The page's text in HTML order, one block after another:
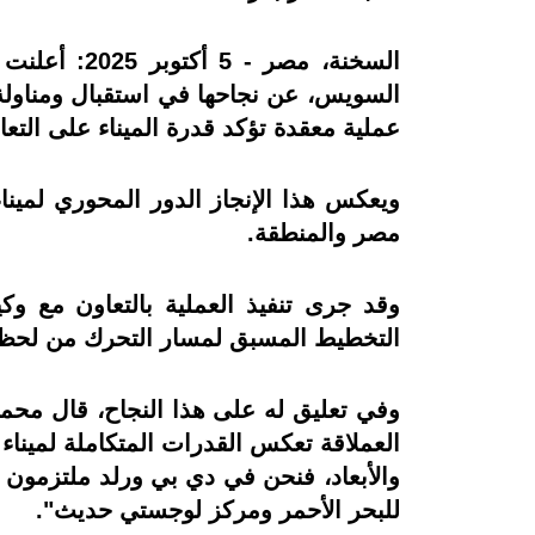
السخنة،
عملية معقدة تؤكد قدرة الميناء على
ويعكس هذا الإنجاز الدور المحوري
مصر والمنطقة.
التخطيط المسبق لمسار التحرك من
وفي تعليق له على هذا النجاح، قال
العملاقة تعكس القدرات المتكاملة
والأبعاد، فنحن في دي بي ورلد ملتزمون
للبحر الأحمر ومركز لوجستي حديث".